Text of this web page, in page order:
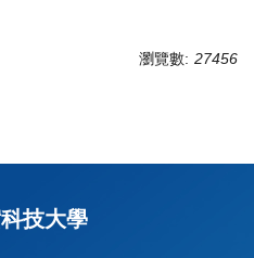
瀏覽數: 27456
技大學